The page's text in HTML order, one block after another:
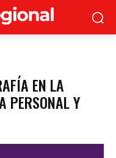
EN LA
PERSONAL Y